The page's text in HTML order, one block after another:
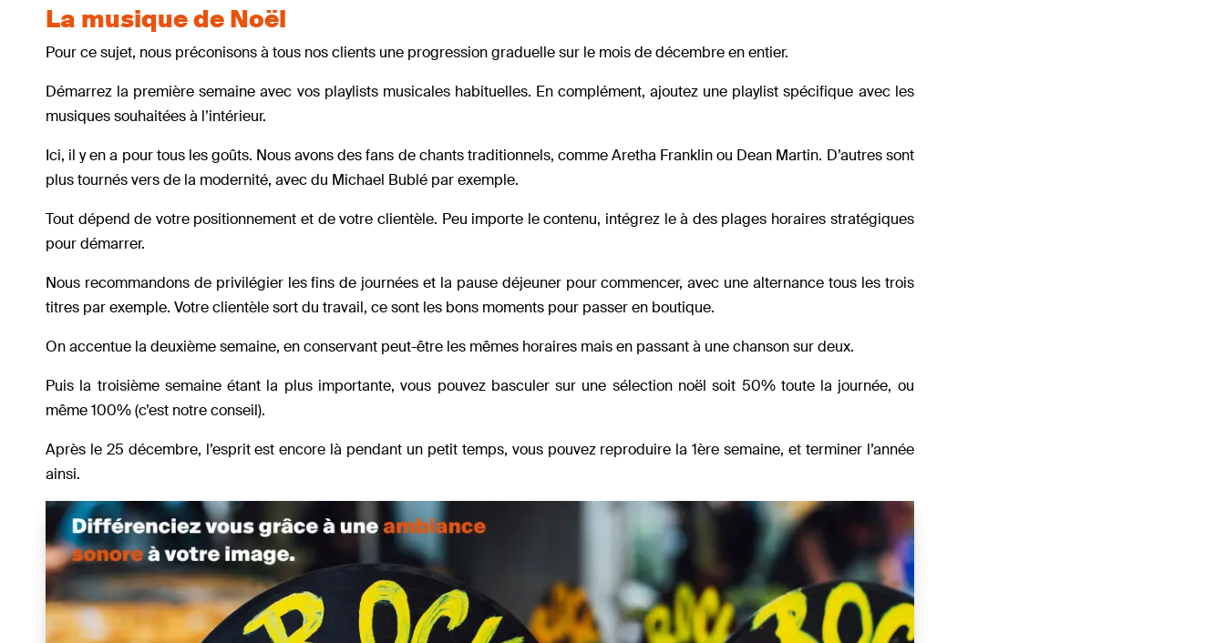
La musique de Noël
Pour ce sujet, nous préconisons à tous nos clients une progression graduelle sur le mois de décembre en entier.
Démarrez la première semaine avec vos playlists musicales habituelles. En complément, ajoutez une playlist spécifique avec les
musiques souhaitées à l’intérieur.
Ici, il y en a pour tous les goûts. Nous avons des fans de chants traditionnels, comme Aretha Franklin ou Dean Martin. D’autres sont
plus tournés vers de la modernité, avec du Michael Bublé par exemple.
Tout dépend de votre positionnement et de votre clientèle. Peu importe le contenu, intégrez le à des plages horaires stratégiques
pour démarrer.
Nous recommandons de privilégier les fins de journées et la pause déjeuner pour commencer, avec une alternance tous les trois
titres par exemple. Votre clientèle sort du travail, ce sont les bons moments pour passer en boutique.
On accentue la deuxième semaine, en conservant peut-être les mêmes horaires mais en passant à une chanson sur deux.
Puis la troisième semaine étant la plus importante, vous pouvez basculer sur une sélection noël soit 50% toute la journée, ou
même 100% (c’est notre conseil).
Après le 25 décembre, l’esprit est encore là pendant un petit temps, vous pouvez reproduire la 1ère semaine, et terminer l’année
ainsi.